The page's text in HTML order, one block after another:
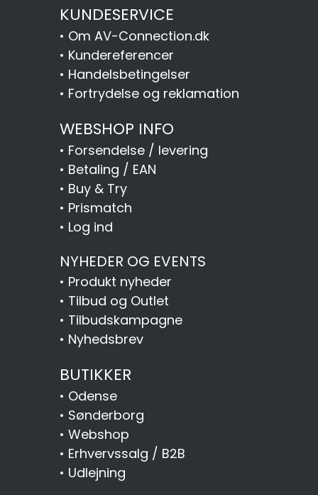
KUNDESERVICE
• Om AV-Connection.dk
• Kundereferencer
• Handelsbetingelser
• Fortrydelse og reklamation
WEBSHOP INFO
• Forsendelse / levering
• Betaling / EAN
• Buy & Try
• Prismatch
• Log ind
NYHEDER OG EVENTS
• Produkt nyheder
• Tilbud og Outlet
• Tilbudskampagne
• Nyhedsbrev
BUTIKKER
• Odense
• Sønderborg
• Webshop
• Erhvervssalg / B2B
• Udlejning